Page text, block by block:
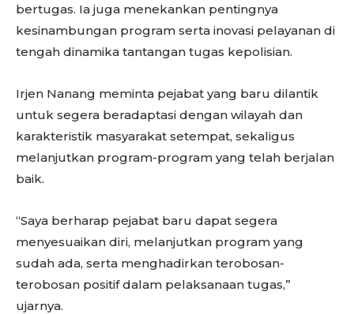
bertugas. Ia juga menekankan pentingnya
kesinambungan program serta inovasi pelayanan di
tengah dinamika tantangan tugas kepolisian.
Irjen Nanang meminta pejabat yang baru dilantik
untuk segera beradaptasi dengan wilayah dan
karakteristik masyarakat setempat, sekaligus
melanjutkan program-program yang telah berjalan
baik.
“Saya berharap pejabat baru dapat segera
menyesuaikan diri, melanjutkan program yang
sudah ada, serta menghadirkan terobosan-
terobosan positif dalam pelaksanaan tugas,”
ujarnya.